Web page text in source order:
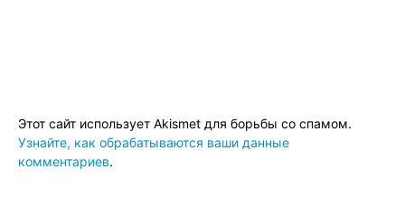
Этот сайт использует Akismet для борьбы со спамом.
Узнайте, как обрабатываются ваши данные
комментариев.